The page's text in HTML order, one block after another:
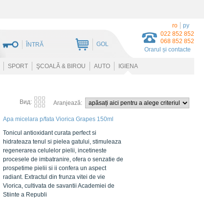
022 852 852
068 852 852
Orarul și contacte
ÎNTRĂ GOL
ro ру
SPORT ŞCOALĂ & BIROU AUTO IGIENA
Вид: Aranjează:
Apa micelara p/fata Viorica Grapes 150ml
Tonicul antioxidant curata perfect si
hidrateaza tenul si pielea gatului, stimuleaza
regenerarea celulelor pielii, incetineste
procesele de imbatranire, ofera o senzatie de
prospetime pielii si ii confera un aspect
radiant. Extractul din frunza vitei de vie
Viorica, cultivata de savantii Academiei de
Stiinte a Republi